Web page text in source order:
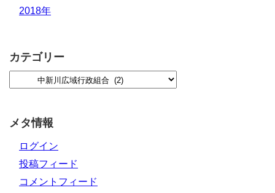
2018年
カテゴリー
メタ情報
ログイン
投稿フィード
コメントフィード